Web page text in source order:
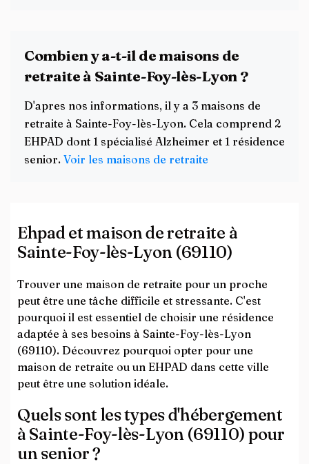
Combien y a-t-il de maisons de
retraite à Sainte-Foy-lès-Lyon ?
D'apres nos informations, il y a 3 maisons de
retraite à Sainte-Foy-lès-Lyon. Cela comprend 2
EHPAD dont 1 spécialisé Alzheimer et 1 résidence
senior. Voir les maisons de retraite
Ehpad et maison de retraite à
Sainte-Foy-lès-Lyon (69110)
Trouver une maison de retraite pour un proche
peut être une tâche difficile et stressante. C'est
pourquoi il est essentiel de choisir une résidence
adaptée à ses besoins à Sainte-Foy-lès-Lyon
(69110). Découvrez pourquoi opter pour une
maison de retraite ou un EHPAD dans cette ville
peut être une solution idéale.
Quels sont les types d'hébergement
à Sainte-Foy-lès-Lyon (69110) pour
un senior ?